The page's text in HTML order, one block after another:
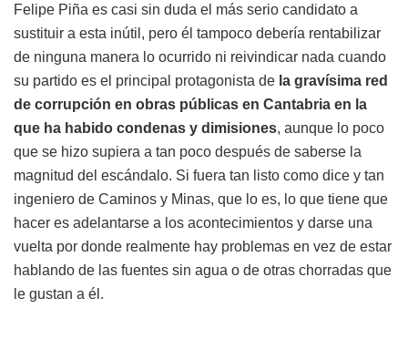
Felipe Piña es casi sin duda el más serio candidato a
sustituir a esta inútil, pero él tampoco debería rentabilizar
de ninguna manera lo ocurrido ni reivindicar nada cuando
su partido es el principal protagonista de la gravísima red
de corrupción en obras públicas en Cantabria en la
que ha habido condenas y dimisiones, aunque lo poco
que se hizo supiera a tan poco después de saberse la
magnitud del escándalo. Si fuera tan listo como dice y tan
ingeniero de Caminos y Minas, que lo es, lo que tiene que
hacer es adelantarse a los acontecimientos y darse una
vuelta por donde realmente hay problemas en vez de estar
hablando de las fuentes sin agua o de otras chorradas que
le gustan a él.